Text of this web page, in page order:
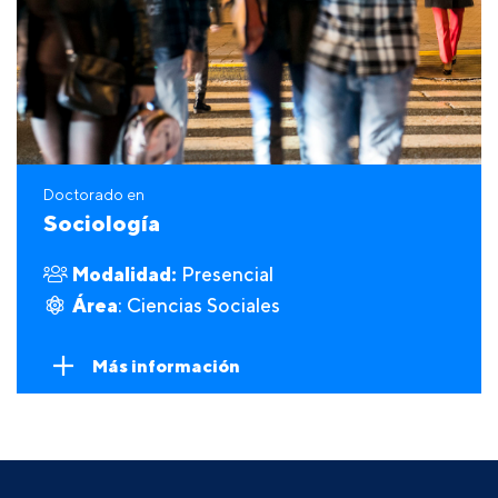
Doctorado en
Sociología
Modalidad: Presencial
Área: Ciencias Sociales
Más información